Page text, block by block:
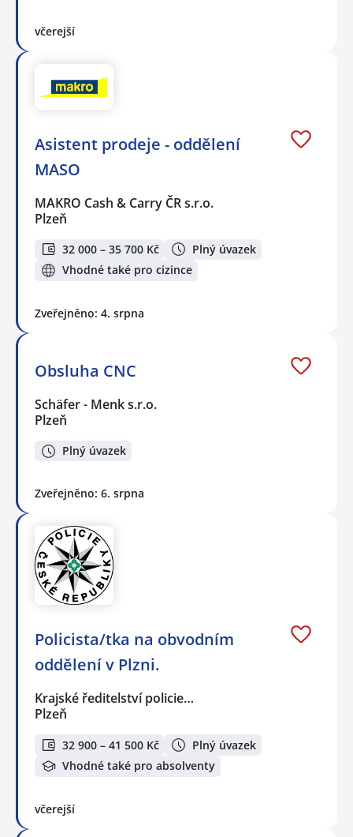
včerejší
Asistent prodeje - oddělení
MASO
MAKRO Cash & Carry ČR s.r.o.
Plzeň
32 000 – 35 700 Kč
Plný úvazek
Vhodné také pro cizince
Zveřejněno: 4. srpna
Obsluha CNC
Schäfer - Menk s.r.o.
Plzeň
Plný úvazek
Zveřejněno: 6. srpna
Policista/tka na obvodním
oddělení v Plzni.
Krajské ředitelství policie…
Plzeň
32 900 – 41 500 Kč
Plný úvazek
Vhodné také pro absolventy
včerejší